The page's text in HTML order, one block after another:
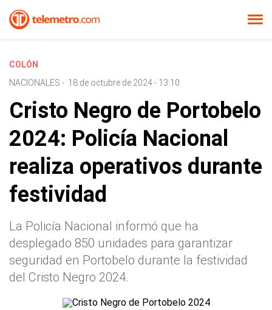
COLÓN
NACIONALES - 18 de octubre de 2024 - 13:10
Cristo Negro de Portobelo
2024: Policía Nacional
realiza operativos durante
festividad
La Policía Nacional informó que ha
desplegado 850 unidades para garantizar
seguridad en Portobelo durante la festividad
del Cristo Negro 2024.